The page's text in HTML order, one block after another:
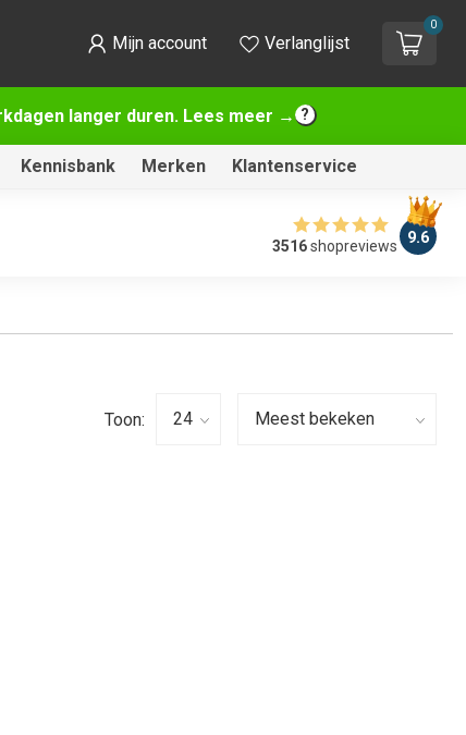
langer duren. Lees meer →
Mijn account Verlanglijst
0
Kennisbank Merken Klantenservice
3516shopreviews 9.6
Toon: